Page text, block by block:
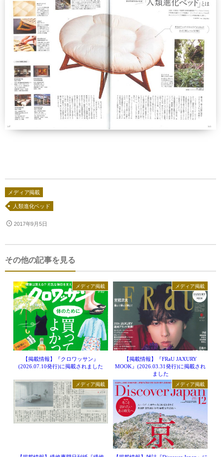
SDGｓ（サステナビリティ）へのアプローチ
羽ぶとん誕生ストーリー
イワタ羽毛研究所
寝ごこち科学研究所
会社情報
人材採用情報
English Website
IWATA 京都本店
IWATA 東京店
IWATAリーガロイヤルホテル大阪店
IWATA 日本橋店
IWATA商品お取り扱い店
English shop Guide
法人のお客様へ
ショップ運営の方へ
ホテル・宿泊業の方へ
建築家・インテリアコーディネーターの方へ
お問合せ
メディア掲載
人類進化ベッド
2017年9月5日
その他の記事を見る
メディア掲載
【掲載情報】『クロワッサン』
(2026.07.10発行)に掲載されました
メディア掲載
【掲載情報】『FRaU JAXURY
MOOK』(2026.03.31発行)に掲載され
ました
メディア掲載 メディア掲載